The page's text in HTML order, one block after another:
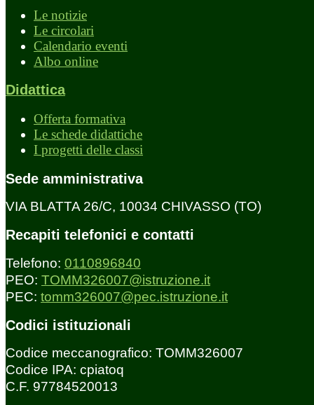
Le notizie
Le circolari
Calendario eventi
Albo online
Didattica
Offerta formativa
Le schede didattiche
I progetti delle classi
Sede amministrativa
VIA BLATTA 26/C, 10034 CHIVASSO (TO)
Recapiti telefonici e contatti
Telefono: 0110896840
PEO: TOMM326007@istruzione.it
PEC: tomm326007@pec.istruzione.it
Codici istituzionali
Codice meccanografico: TOMM326007
Codice IPA: cpiatoq
C.F. 97784520013